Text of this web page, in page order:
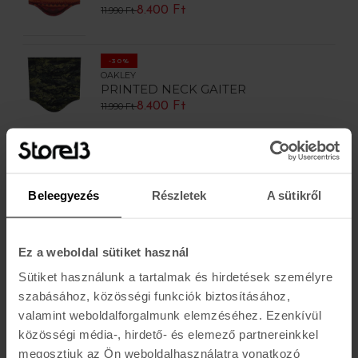
Beleegyezés Részletek A sütikről
Ez a weboldal sütiket használ
Sütiket használunk a tartalmak és hirdetések személyre
szabásához, közösségi funkciók biztosításához,
valamint weboldalforgalmunk elemzéséhez. Ezenkívül
közösségi média-, hirdető- és elemező partnereinkkel
megosztjuk az Ön weboldalhasználatra vonatkozó
11.990 Ft8.400 Ft
-30%
OAKLEY
PRINTED NECK GAITER
11.990 Ft8.400 Ft
10.500 Ft
-30%
EMBER FLEECE NECKWAMER
14.990 Ft10.500 Ft
-30%